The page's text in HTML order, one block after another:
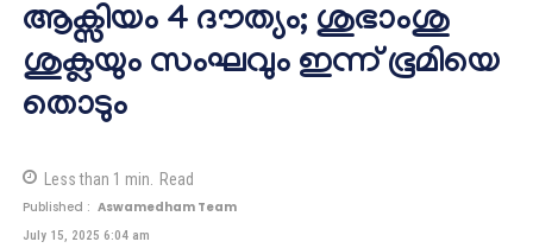
ആക്സിയം 4 ദൗത്യം; ശുഭാംശു
ശുക്ലയും സംഘവും ഇന്ന് ഭൂമിയെ
തൊടും
Less than 1 min. Read
Published : Aswamedham Team
July 15, 2025 6:04 am